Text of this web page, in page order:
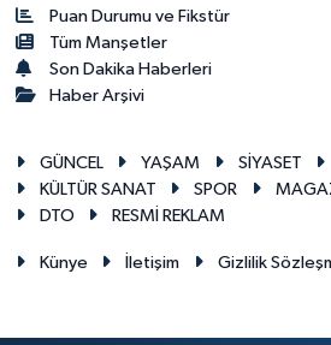
Puan Durumu ve Fikstür
Tüm Manşetler
Son Dakika Haberleri
Haber Arşivi
GÜNCEL YAŞAM SİYASET
KÜLTÜR SANAT
SPOR
DTO
RESMİ REKLAM
Künye İletişim Gizlilik